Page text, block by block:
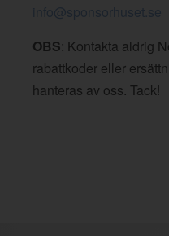
info@sponsorhuset.se
OBS: Kontakta aldrig
rabattkoder eller
hanteras av oss. Tack!